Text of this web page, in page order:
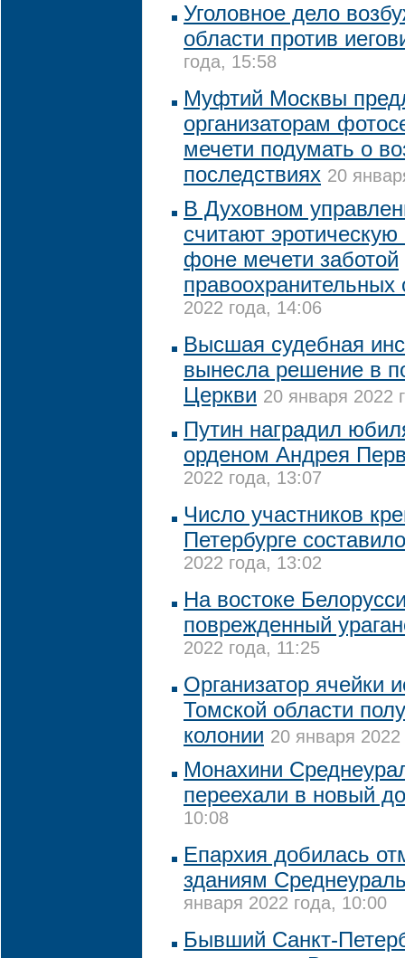
Уголовное дело
области против
года, 15:58
Муфтий Москвы
организаторам
мечети подумать о
последствиях 20
В Духовном
считают
фоне мечети заботой
правоохранительных
2022 года, 14:06
Высшая судебная
вынесла решение в
Церкви 20 января 2022
Путин наградил
орденом Андрея
2022 года, 13:07
Число участников
Петербурге
2022 года, 13:02
На востоке
поврежденный
2022 года, 11:25
Организатор ячейки
Томской области
колонии 20 января
Монахини
переехали в новый
10:08
Епархия добилась
зданиям
января 2022 года, 10:00
Бывший Санкт-